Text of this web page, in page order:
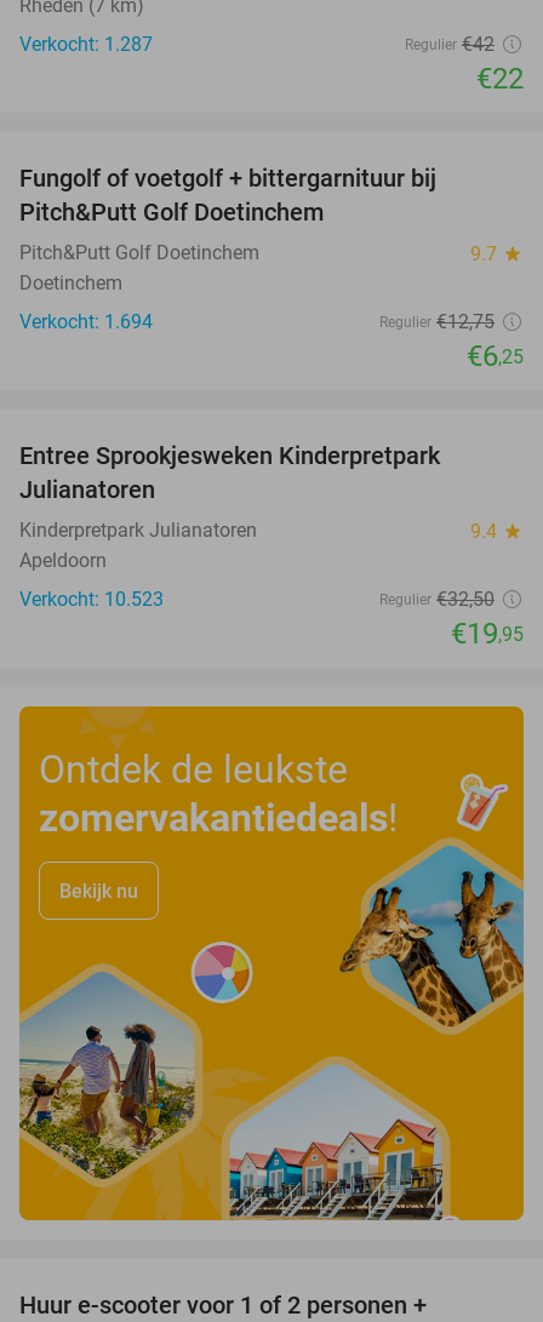
Rheden (7 km)
Verkocht: 1.287
Regulier €42
€22
Fungolf of voetgolf + bittergarnituur bij
Pitch&Putt Golf Doetinchem
Pitch&Putt Golf Doetinchem 9.7 star
Doetinchem
Verkocht: 1.694
Regulier €12,75
€6,25
Entree Sprookjesweken Kinderpretpark
Julianatoren
Kinderpretpark Julianatoren 9.4 star
Apeldoorn
Verkocht: 10.523
Regulier €32,50
€19,95
Ontdek de leukste
zomervakantiedeals!
Bekijk nu
Huur e-scooter voor 1 of 2 personen +